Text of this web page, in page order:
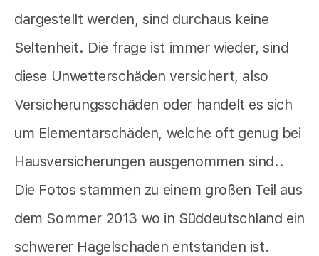
dargestellt werden, sind durchaus keine
Seltenheit. Die frage ist immer wieder, sind
diese Unwetterschäden versichert, also
Versicherungsschäden oder handelt es sich
um Elementarschäden, welche oft genug bei
Hausversicherungen ausgenommen sind..
Die Fotos stammen zu einem großen Teil aus
dem Sommer 2013 wo in Süddeutschland ein
schwerer Hagelschaden entstanden ist.